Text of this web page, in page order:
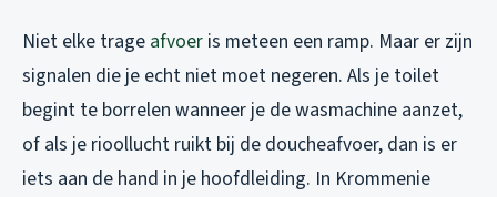
Niet elke trage afvoer is meteen een ramp. Maar er zijn
signalen die je echt niet moet negeren. Als je toilet
begint te borrelen wanneer je de wasmachine aanzet,
of als je rioollucht ruikt bij de doucheafvoer, dan is er
iets aan de hand in je hoofdleiding. In Krommenie